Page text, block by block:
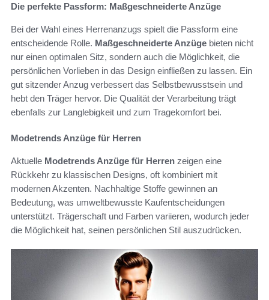
Die perfekte Passform: Maßgeschneiderte Anzüge
Bei der Wahl eines Herrenanzugs spielt die Passform eine
entscheidende Rolle. Maßgeschneiderte Anzüge bieten nicht
nur einen optimalen Sitz, sondern auch die Möglichkeit, die
persönlichen Vorlieben in das Design einfließen zu lassen. Ein
gut sitzender Anzug verbessert das Selbstbewusstsein und
hebt den Träger hervor. Die Qualität der Verarbeitung trägt
ebenfalls zur Langlebigkeit und zum Tragekomfort bei.
Modetrends Anzüge für Herren
Aktuelle Modetrends Anzüge für Herren zeigen eine
Rückkehr zu klassischen Designs, oft kombiniert mit
modernen Akzenten. Nachhaltige Stoffe gewinnen an
Bedeutung, was umweltbewusste Kaufentscheidungen
unterstützt. Trägerschaft und Farben variieren, wodurch jeder
die Möglichkeit hat, seinen persönlichen Stil auszudrücken.